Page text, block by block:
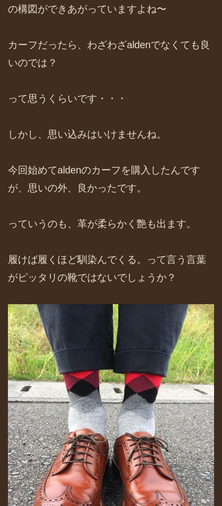
の構図ができあがっていますよね〜
カーフだったら、わざわざaldenでなくても良
いのでは？
って思うくらいです・・・
しかし、思い込みはいけませんね。
今回始めてaldenのカーフを購入したんです
が、思いの外、良かったです。
っていうのも、革が柔らかく艶も出ます。
履けば履くほど馴染んでくる。って言う言葉
がピッタリの靴ではないでしょうか？